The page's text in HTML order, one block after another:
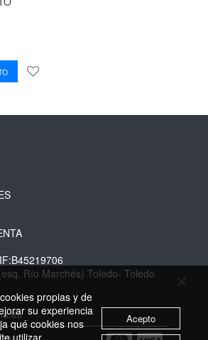
Río Marchés) Toledo- Toledo
propias y de
su experiencia
qué cookies nos
utilizar.
Acepto